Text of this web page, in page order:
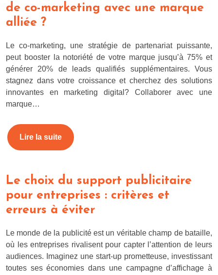
de co-marketing avec une marque
alliée ?
Le co-marketing, une stratégie de partenariat puissante,
peut booster la notoriété de votre marque jusqu’à 75% et
générer 20% de leads qualifiés supplémentaires. Vous
stagnez dans votre croissance et cherchez des solutions
innovantes en marketing digital? Collaborer avec une
marque…
Lire la suite
Le choix du support publicitaire
pour entreprises : critères et
erreurs à éviter
Le monde de la publicité est un véritable champ de bataille,
où les entreprises rivalisent pour capter l’attention de leurs
audiences. Imaginez une start-up prometteuse, investissant
toutes ses économies dans une campagne d’affichage à